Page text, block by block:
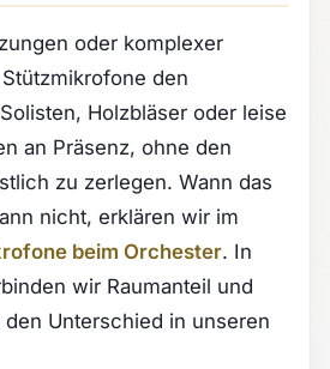
oder komplexer
den
Holzbläser oder leise
an Präsenz, ohne den
zu zerlegen. Wann das
nicht, erklären wir im
beim Orchester. In
wir Raumanteil und
den Unterschied in unseren